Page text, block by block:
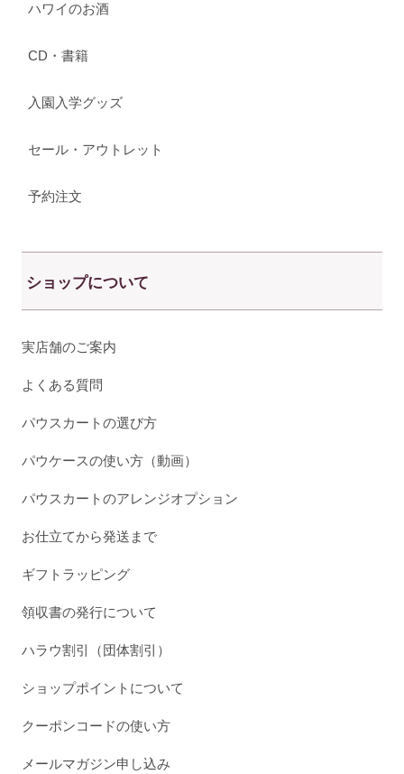
ハワイのお酒
CD・書籍
入園入学グッズ
セール・アウトレット
予約注文
ショップについて
実店舗のご案内
よくある質問
パウスカートの選び方
パウケースの使い方（動画）
パウスカートのアレンジオプション
お仕立てから発送まで
ギフトラッピング
領収書の発行について
ハラウ割引（団体割引）
ショップポイントについて
クーポンコードの使い方
メールマガジン申し込み